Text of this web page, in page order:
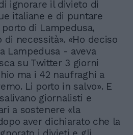
ignorare il divieto di
italiane e di puntare
di Lampedusa,
necessità». «Ho deciso
Lampedusa - aveva
su Twitter 3 giorni
ma i 42 naufraghi a
Li porto in salvo». E
giornalisti e
a sostenere «la
aver dichiarato che la